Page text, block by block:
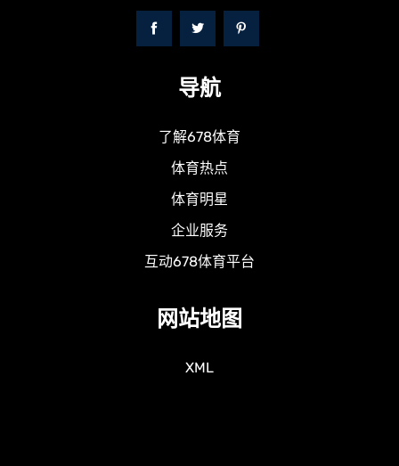
导航
了解678体育
体育热点
体育明星
企业服务
互动678体育平台
网站地图
XML